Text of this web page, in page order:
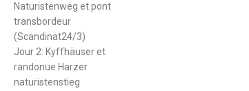
Naturistenweg et pont
transbordeur
(Scandinat24/3)
Jour 2: Kyffhäuser et
randonue Harzer
naturistenstieg